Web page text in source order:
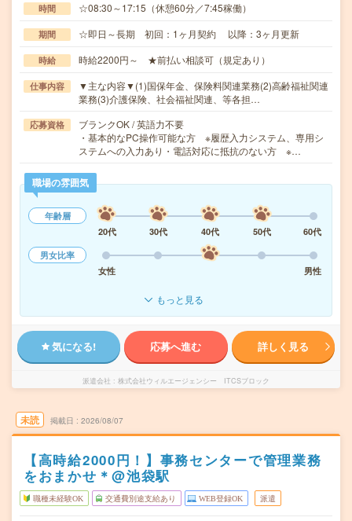
時間 ☆08:30～17:15（休憩60分／7:45稼働）
期間 ☆即日～長期 初回：1ヶ月契約 以降：3ヶ月更新
時給 時給2200円～ ★前払い相談可（規定あり）
仕事内容
▼主な内容▼(1)国保年金、保険料関連業務(2)高齢福祉関連
業務(3)介護保険、社会福祉関連、等各担…
応募資格
ブランクOK / 英語力不要
・基本的なPC操作可能な方 ※履歴入力システム、専用シ
ステムへの入力あり・電話対応に抵抗のない方 ※…
職場の雰囲気
年齢層
20代
30代 40代 50代
60代
男女比率
女性
男性
もっと見る
気になる! 応募へ進む 詳しく見る
派遣会社 株式会社ウィルエージェンシー ITCSブロック
未読 掲載日 2026/08/07
【高時給2000円！】事務センターで管理業務
をおまかせ＊@池袋駅
職種未経験OK 交通費別途支給あり WEB登録OK 派遣